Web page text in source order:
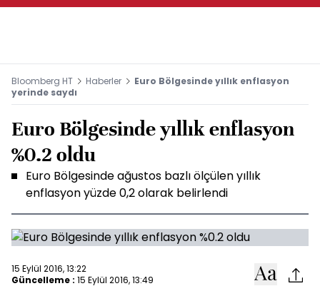
Bloomberg HT Haberler
Euro Bölgesinde yıllık enflasyon
yerinde saydı
Euro Bölgesinde yıllık enflasyon
%0.2 oldu
Euro Bölgesinde ağustos bazlı ölçülen yıllık
enflasyon yüzde 0,2 olarak belirlendi
15 Eylül 2016, 13:22
Güncelleme : 15 Eylül 2016, 13:49